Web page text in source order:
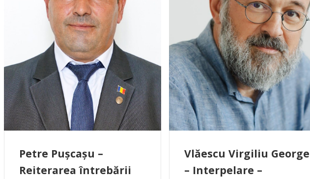
Petre Pușcașu –
Reiterarea întrebării
Vlăescu Virgiliu George
– Interpelare –